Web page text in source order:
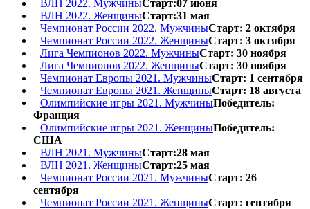
ВЛН 2022. МужчиныСтарт:07 июня
ВЛН 2022. ЖенщиныСтарт:31 мая
Чемпионат России 2022. МужчиныСтарт: 2 октября
Чемпионат России 2022. ЖенщиныСтарт: 3 октября
Лига Чемпионов 2022. МужчиныСтарт: 30 ноября
Лига Чемпионов 2022. ЖенщиныСтарт: 30 ноября
Чемпионат Европы 2021. МужчиныСтарт: 1 сентября
Чемпионат Европы 2021. ЖенщиныСтарт: 18 августа
Олимпийские игры 2021. МужчиныПобедитель:
Франция
Олимпийские игры 2021. ЖенщиныПобедитель:
США
ВЛН 2021. МужчиныСтарт:28 мая
ВЛН 2021. ЖенщиныСтарт:25 мая
Чемпионат России 2021. МужчиныСтарт: 26
сентября
Чемпионат России 2021. ЖенщиныСтарт: сентября